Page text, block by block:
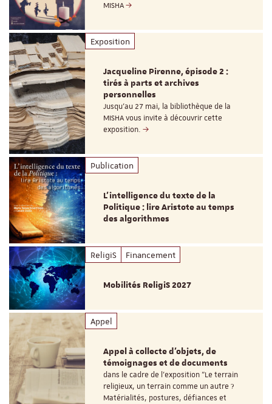
MISHA
Exposition
Jacqueline Pirenne, épisode 2 :
tirés à parts et archives
personnelles
Jusqu’au 27 mai, la bibliothèque de la
MISHA vous invite à découvrir cette
exposition.
Publication
L’intelligence du texte de la
Politique : lire Aristote au temps
des algorithmes
ReligiS Financement
Mobilités ReligiS 2027
Appel
Appel à collecte d'objets, de
témoignages et de documents
dans le cadre de l'exposition "Le terrain
religieux, un terrain comme un autre ?
Matérialités, postures, défiances et